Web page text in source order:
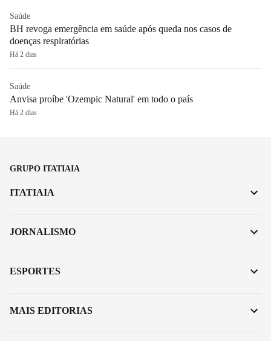
Saúde
BH revoga emergência em saúde após queda nos casos de
doenças respiratórias
Há 2 dias
Saúde
Anvisa proíbe 'Ozempic Natural' em todo o país
Há 2 dias
GRUPO ITATIAIA
ITATIAIA
JORNALISMO
ESPORTES
MAIS EDITORIAS